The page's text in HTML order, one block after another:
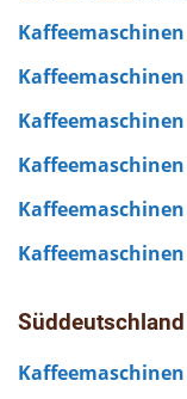
Süddeutschland